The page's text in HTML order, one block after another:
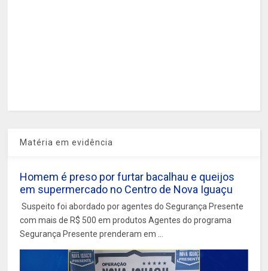
Matéria em evidência
Homem é preso por furtar bacalhau e queijos
em supermercado no Centro de Nova Iguaçu
Suspeito foi abordado por agentes do Segurança Presente
com mais de R$ 500 em produtos Agentes do programa
Segurança Presente prenderam em ...